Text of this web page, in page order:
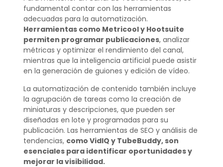
fundamental contar con las herramientas
adecuadas para la automatización.
Herramientas como Metricool y Hootsuite
permiten programar publicaciones, analizar
métricas y optimizar el rendimiento del canal,
mientras que la inteligencia artificial puede asistir
en la generación de guiones y edición de vídeo.
La automatización de contenido también incluye
la agrupación de tareas como la creación de
miniaturas y descripciones, que pueden ser
diseñadas en lote y programadas para su
publicación. Las herramientas de SEO y análisis de
tendencias, como VidIQ y TubeBuddy, son
esenciales para identificar oportunidades y
mejorar la visibilidad.